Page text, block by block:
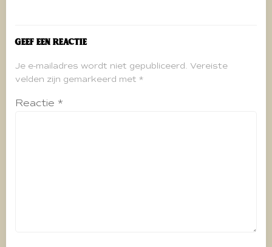
Geef een reactie
Je e-mailadres wordt niet gepubliceerd. Vereiste
velden zijn gemarkeerd met *
Reactie *